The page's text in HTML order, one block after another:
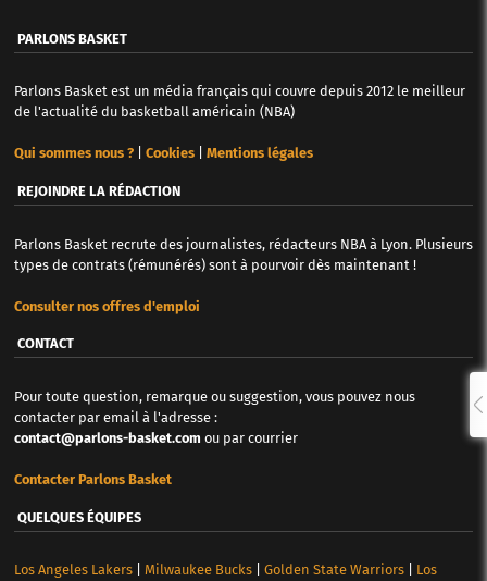
PARLONS BASKET
Parlons Basket est un média français qui couvre depuis 2012 le meilleur
de l'actualité du basketball américain (NBA)
Qui sommes nous ?| Cookies| Mentions légales
REJOINDRE LA RÉDACTION
Parlons Basket recrute des journalistes, rédacteurs NBA à Lyon. Plusieurs
types de contrats (rémunérés) sont à pourvoir dès maintenant !
Consulter nos offres d'emploi
CONTACT
Pour toute question, remarque ou suggestion, vous pouvez nous
contacter par email à l'adresse :
contact@parlons-basket.com ou par courrier
Contacter Parlons Basket
QUELQUES ÉQUIPES
Los Angeles Lakers| Milwaukee Bucks| Golden State Warriors| Los